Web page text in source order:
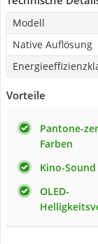
Modell
Native Auflösung
Vorteile
Pantone-
Farben
Kino-Sound
OLED-